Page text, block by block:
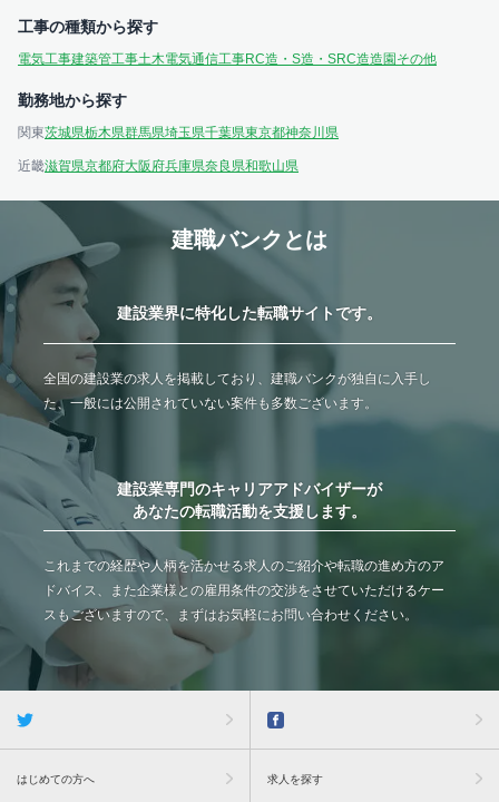
工事の種類から探す
電気工事建築管工事土木電気通信工事RC造・S造・SRC造造園 その他
勤務地から探す
関東茨城県栃木県群馬県埼玉県千葉県東京都神奈川県
近畿滋賀県京都府大阪府兵庫県奈良県和歌山県
建職バンクとは
建設業界に特化した転職サイトです。
全国の建設業の求人を掲載しており、建職バンクが独自に入手し
た、一般には公開されていない案件も多数ございます。
建設業専門のキャリアアドバイザーが
あなたの転職活動を支援します。
これまでの経歴や人柄を活かせる求人のご紹介や転職の進め方のア
ドバイス、また企業様との雇用条件の交渉をさせていただけるケー
スもございますので、まずはお気軽にお問い合わせください。
はじめての方へ 求人を探す